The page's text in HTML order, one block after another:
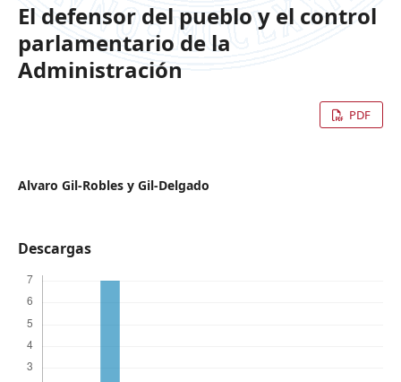
El defensor del pueblo y el control
parlamentario de la
Administración
PDF
Alvaro Gil-Robles y Gil-Delgado
Descargas